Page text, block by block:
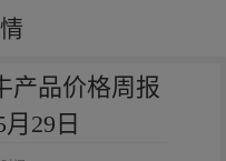
产品价格周报
29日